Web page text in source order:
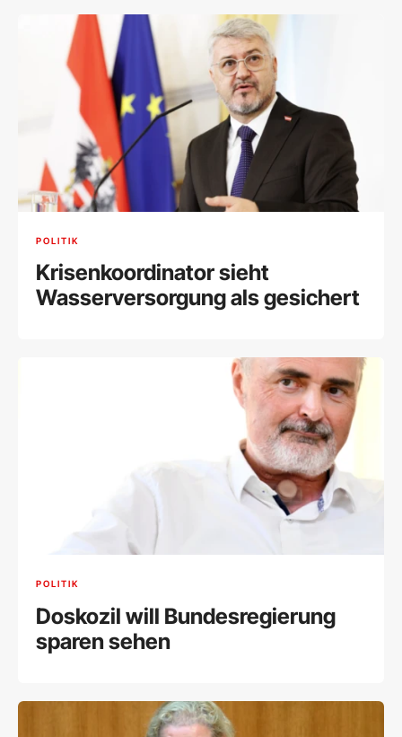
POLITIK
Krisenkoordinator sieht
Wasserversorgung als gesichert
POLITIK
Doskozil will Bundesregierung
sparen sehen